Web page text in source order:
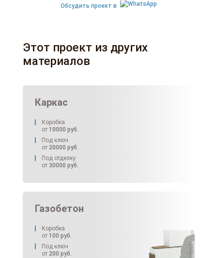
Обсудить проект в
Этот проект из других
материалов
Каркас
Коробка
от 10000 руб.
Под ключ
от 20000 руб.
Под отделку
от 30000 руб.
Газобетон
Коробка
от 100 руб.
Под ключ
от 200 руб.